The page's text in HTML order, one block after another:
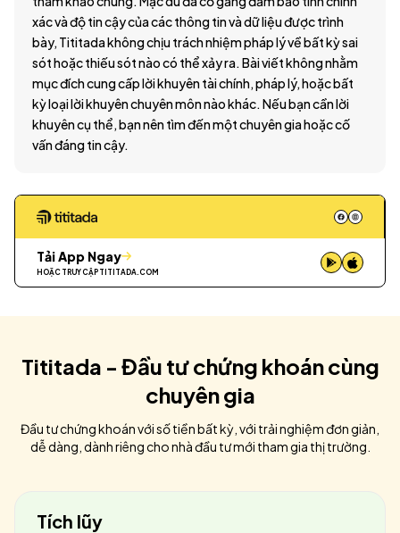
xác và độ tin cậy của các thông tin và dữ liệu được trình
bày, Tititada không chịu trách nhiệm pháp lý về bất kỳ sai
sót hoặc thiếu sót nào có thể xảy ra. Bài viết không nhằm
mục đích cung cấp lời khuyên tài chính, pháp lý, hoặc bất
kỳ loại lời khuyên chuyên môn nào khác. Nếu bạn cần lời
khuyên cụ thể, bạn nên tìm đến một chuyên gia hoặc cố
vấn đáng tin cậy.
Tải App Ngay
HOẶC TRUY CẬP TITITADA.COM
Tititada - Đầu tư chứng khoán cùng
chuyên gia
Đầu tư chứng khoán với số tiền bất kỳ, với trải nghiệm đơn giản,
dễ dàng, dành riêng cho nhà đầu tư mới tham gia thị trường.
Tích lũy